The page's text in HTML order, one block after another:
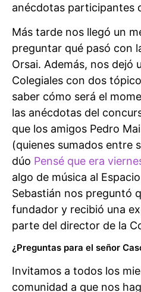
anécdotas participantes
Más tarde nos llegó un
preguntar qué pasó con
Orsai. Además, nos dejó
Colegiales con dos
saber cómo será el
las anécdotas del
que los amigos Pedro
(quienes sumados entre
dúo Pensé que era
algo de música al
Sebastián nos preguntó
fundador y recibió una
parte del director de la
¿Preguntas para el señor
Invitamos a todos los
comunidad a que nos